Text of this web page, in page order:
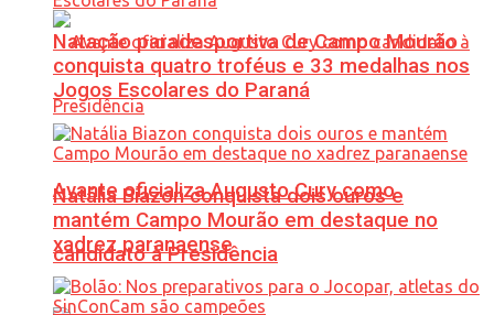
Avante oficializa Augusto Cury como
candidato à Presidência
Natação paradesportiva de Campo Mourão
conquista quatro troféus e 33 medalhas nos
Jogos Escolares do Paraná
Natália Biazon conquista dois ouros e
mantém Campo Mourão em destaque no
xadrez paranaense